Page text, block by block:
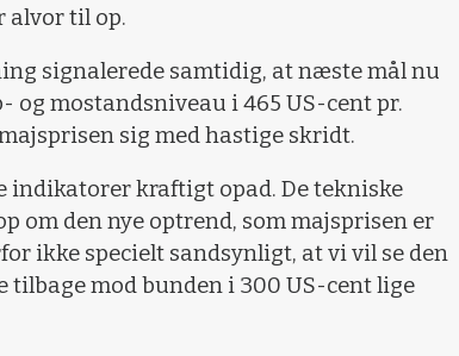
alvor til op.
signalerede samtidig, at næste mål nu
og mostandsniveau i 465 US-cent pr.
sig med hastige skridt.
indikatorer kraftigt opad. De tekniske
om den nye optrend, som majsprisen er
ikke specielt sandsynligt, at vi vil se den
tilbage mod bunden i 300 US-cent lige